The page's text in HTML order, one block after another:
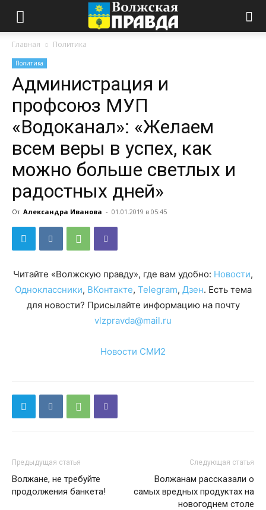
Главная Политика
Политика
Администрация и
профсоюз МУП
«Водоканал»: «Желаем
всем веры в успех, как
можно больше светлых и
радостных дней»
От Александра Иванова - 01.01.2019 в 05:45
Читайте «Волжскую правду», где вам удобно: Новости,
Одноклассники, ВКонтакте, Telegram, Дзен. Есть тема
для новости? Присылайте информацию на почту
vlzpravda@mail.ru
Новости СМИ2
Предыдущая статья
Волжане, не требуйте
продолжения банкета!
Следующая статья
Волжанам рассказали о
самых вредных продуктах на
новогоднем столе